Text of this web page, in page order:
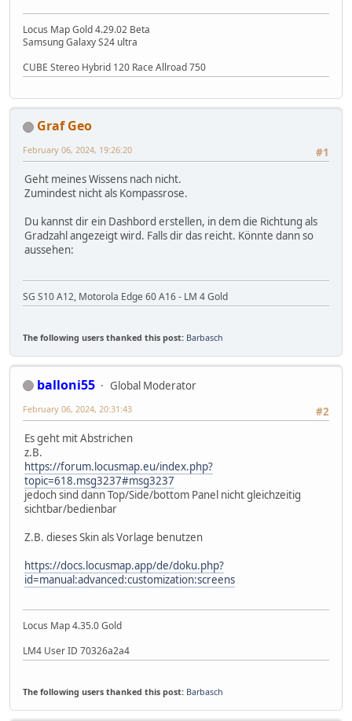
Locus Map Gold 4.29.02 Beta
Samsung Galaxy S24 ultra
CUBE Stereo Hybrid 120 Race Allroad 750
Graf Geo
#1
February 06, 2024, 19:26:20
Geht meines Wissens nach nicht.
Zumindest nicht als Kompassrose.
Du kannst dir ein Dashbord erstellen, in dem die Richtung als
Gradzahl angezeigt wird. Falls dir das reicht. Könnte dann so
aussehen:
SG S10 A12, Motorola Edge 60 A16 - LM 4 Gold
The following users thanked this post: Barbasch
balloni55
Global Moderator
#2
February 06, 2024, 20:31:43
Es geht mit Abstrichen
z.B.
https://forum.locusmap.eu/index.php?
topic=618.msg3237#msg3237
jedoch sind dann Top/Side/bottom Panel nicht gleichzeitig
sichtbar/bedienbar
Z.B. dieses Skin als Vorlage benutzen
https://docs.locusmap.app/de/doku.php?
id=manual:advanced:customization:screens
Locus Map 4.35.0 Gold
LM4 User ID 70326a2a4
The following users thanked this post: Barbasch